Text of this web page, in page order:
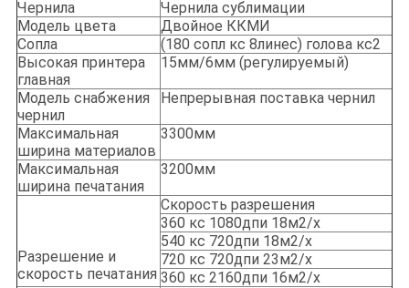
Чернила
Чернила сублимации
Модель цвета
Двойное ККМИ
Сопла
(180 сопл кс 8линес) голова кс2
Высокая принтера
главная
15мм/6мм (регулируемый)
Модель снабжения
чернил
Непрерывная поставка чернил
Максимальная
ширина материалов
3300мм
Максимальная
ширина печатания
3200мм
Разрешение и
скорость печатания
Скорость разрешения
360 кс 1080дпи 18м2/х
540 кс 720дпи 18м2/х
720 кс 720дпи 23м2/х
360 кс 2160дпи 16м2/х